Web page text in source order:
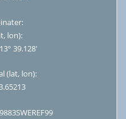
lon):
39.128′
(lat, lon):